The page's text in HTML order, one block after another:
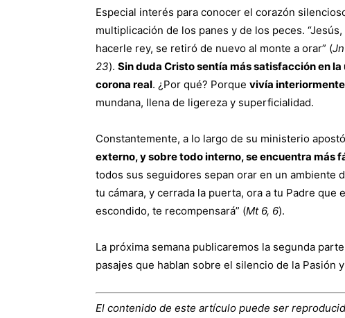
Especial interés para conocer el corazón
multiplicación de los panes y de los peces.
hacerle rey, se retiró de nuevo al monte a orar” (
23). Sin duda Cristo sentía más satisfacción en la
corona real. ¿Por qué? Porque vivía
mundana, llena de ligereza y superficialidad.
Constantemente, a lo largo de su ministerio
externo, y sobre todo interno, se encuentra más
todos sus seguidores sepan orar en un ambiente
tu cámara, y cerrada la puerta, ora a tu Padre
escondido, te recompensará” (Mt 6, 6).
La próxima semana publicaremos la segunda
pasajes que hablan sobre el silencio de la Pasión
El contenido de este artículo puede ser